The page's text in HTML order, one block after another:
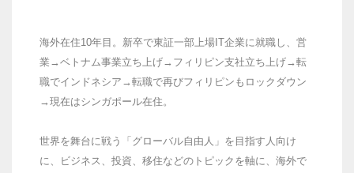
海外在住10年目。新卒で東証一部上場IT企業に就職し、営
業→ベトナム事業立ち上げ→フィリピン支社立ち上げ→転
職でインドネシア→転職で再びフィリピンもロックダウン
→現在はシンガポール在住。
世界を舞台に戦う「グローバル自由人」を目指す人向け
に、ビジネス、投資、移住などのトピックを軸に、海外で